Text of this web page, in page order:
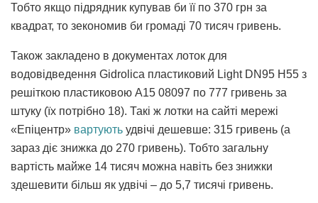
Тобто якщо підрядник купував би її по 370 грн за
квадрат, то зекономив би громаді 70 тисяч гривень.
Також закладено в документах лоток для
водовідведення Gidrolica пластиковий Light DN95 H55 з
решіткою пластиковою A15 08097 по 777 гривень за
штуку (їх потрібно 18). Такі ж лотки на сайті мережі
«Епіцентр» вартують удвічі дешевше: 315 гривень (а
зараз діє знижка до 270 гривень). Тобто загальну
вартість майже 14 тисяч можна навіть без знижки
здешевити більш як удвічі – до 5,7 тисячі гривень.